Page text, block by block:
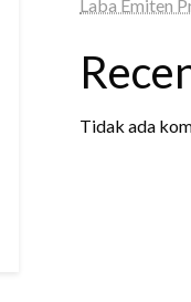
Laba Emiten
Tidak ada